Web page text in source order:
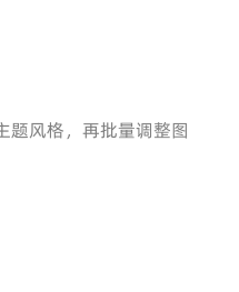
题风格，再批量调整图